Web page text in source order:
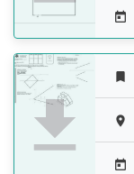




